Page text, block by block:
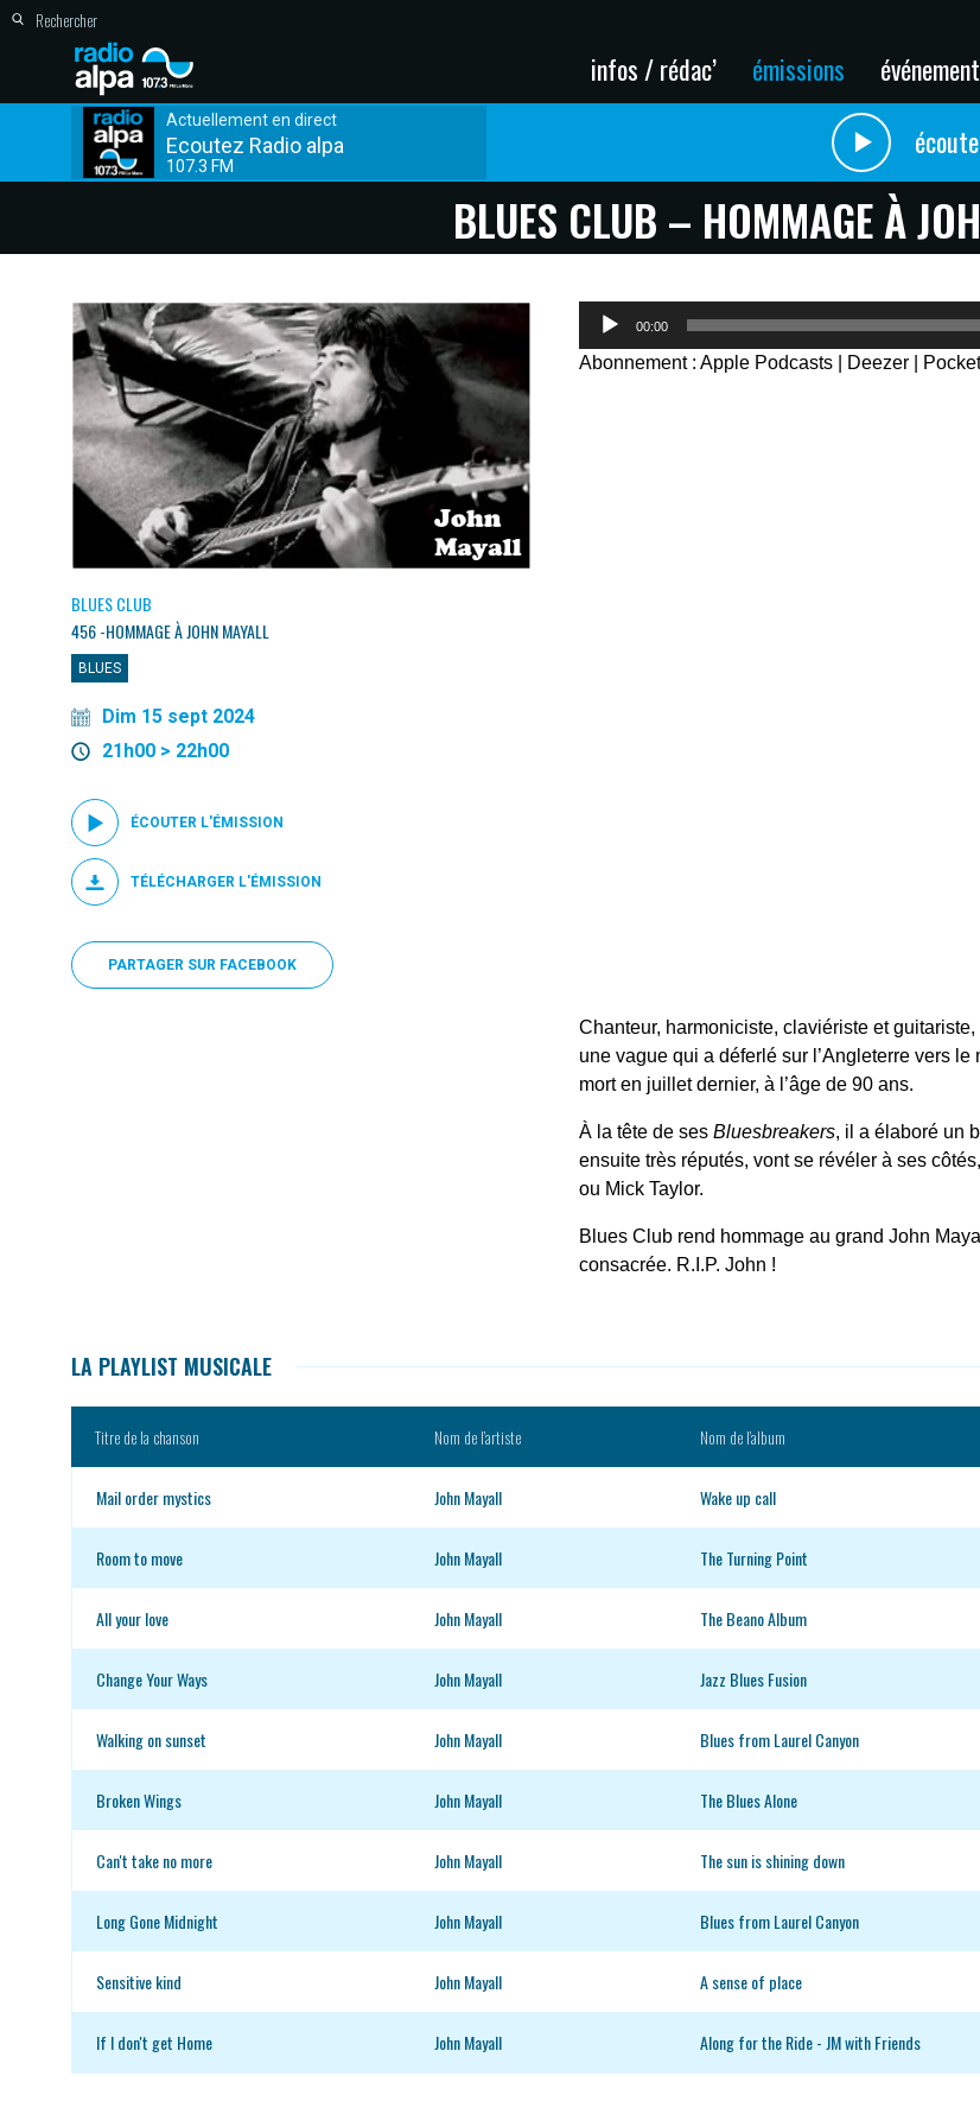
infos / rédac’ émissions
Actuellement en direct
Ecoutez Radio alpa
107.3 FM
BLUES CLUB – HOMMAGE À
BLUES CLUB
456 -HOMMAGE À JOHN MAYALL
BLUES
Dim 15 sept 2024
21h00 > 22h00
ÉCOUTER L'ÉMISSION
TÉLÉCHARGER L'ÉMISSION
PARTAGER SUR FACEBOOK
Lecteur
00:00
Abonnement :Apple Podcasts Deezer
Chanteur, harmoniciste, claviériste et guitariste,
une vague qui a déferlé sur l’Angleterre vers
mort en juillet dernier, à l’âge de 90 ans.
À la tête de sesBluesbreakers, il a élaboré un
ensuite très réputés, vont se révéler à ses
ou Mick Taylor.
Blues Club rend hommage au grand John
consacrée. R.I.P. John !
LA PLAYLIST MUSICALE
Titre de la chanson Nom de l’artiste Nom de l’album
Mail order mystics John Mayall Wake up call
Room to move John Mayall The Turning Point
All your love John Mayall The Beano Album
Change Your Ways John Mayall Jazz Blues Fusion
Walking on sunset John Mayall Blues from Laurel Canyon
Broken Wings John Mayall The Blues Alone
Can't take no more John Mayall The sun is shining down
Long Gone Midnight John Mayall Blues from Laurel Canyon
Sensitive kind John Mayall A sense of place
If I don't get Home John Mayall Along for the Ride - JM with Friends